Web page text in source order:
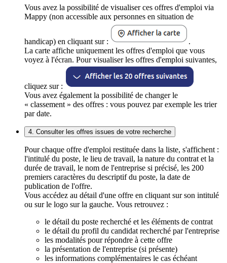
Vous avez la possibilité de visualiser ces offres d'emploi via
Mappy (non accessible aux personnes en situation de
handicap) en cliquant sur :
.
La carte affiche uniquement les offres d'emploi que vous
voyez à l'écran. Pour visualiser les offres d'emploi suivantes,
cliquez sur :
Vous avez également la possibilité de changer le
« classement » des offres : vous pouvez par exemple les trier
par date.
4. Consulter les offres issues de votre recherche
Pour chaque offre d'emploi restituée dans la liste, s'affichent :
l'intitulé du poste, le lieu de travail, la nature du contrat et la
durée de travail, le nom de l'entreprise si précisé, les 200
premiers caractères du descriptif du poste, la date de
publication de l'offre.
Vous accédez au détail d'une offre en cliquant sur son intitulé
ou sur le logo sur la gauche. Vous retrouvez :
le détail du poste recherché et les éléments de contrat
le détail du profil du candidat recherché par l'entreprise
les modalités pour répondre à cette offre
la présentation de l'entreprise (si présente)
les informations complémentaires le cas échéant